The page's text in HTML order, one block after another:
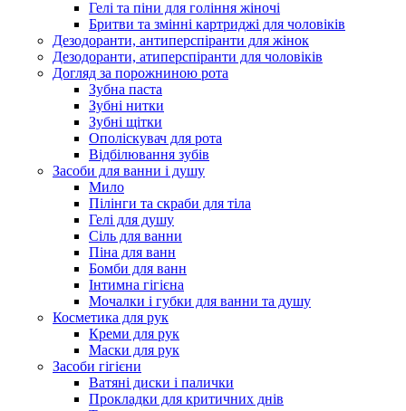
Гелі та піни для гоління жіночі
Бритви та змінні картриджі для чоловіків
Дезодоранти, антиперспіранти для жінок
Дезодоранти, атиперспіранти для чоловіків
Догляд за порожниною рота
Зубна паста
Зубні нитки
Зубні щітки
Ополіскувач для рота
Відбілювання зубів
Засоби для ванни і душу
Мило
Пілінги та скраби для тіла
Гелі для душу
Сіль для ванни
Піна для ванн
Бомби для ванн
Інтимна гігієна
Мочалки і губки для ванни та душу
Косметика для рук
Креми для рук
Маски для рук
Засоби гігієни
Ватяні диски і палички
Прокладки для критичних днів